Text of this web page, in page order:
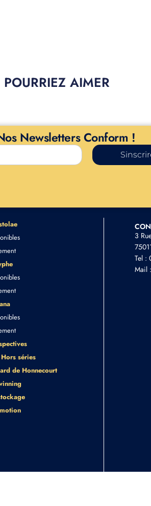
AIMER
Newsletters Conform !
Hors séries
de Honnecourt
3
Tel :
Mail